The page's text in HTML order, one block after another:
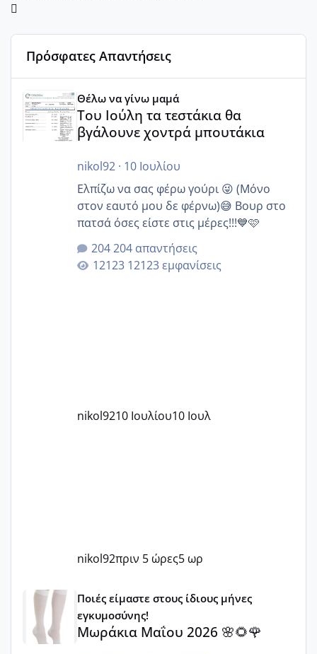
Πρόσφατες Απαντήσεις
Θέλω να γίνω μαμά
Του Ιούλη τα τεστάκια θα
βγάλουνε χοντρά μπουτάκια
nikol92· 10 Ιουλίου
Ελπίζω να σας φέρω γούρι 😜 (Μόνο
στον εαυτό μου δε φέρνω)😅 Βουρ στο
πατσά όσες είστε στις μέρες!!!💙🩷
204 απαντήσεις
12123 εμφανίσεις
nikol9210 Ιουλίου10 Ιουλ
nikol92πριν 5 ώρες5 ωρ
Μωράκια Μαΐου 2026 🌸🌻🌹
Ποιές είμαστε στους ίδιους μήνες
εγκυμοσύνης!
Μωράκια Μαΐου 2026 🌸🌻🌹